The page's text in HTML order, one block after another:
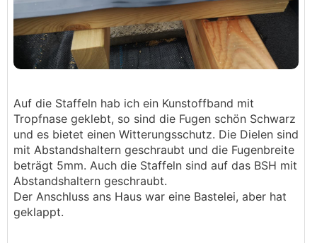
Auf die Staffeln hab ich ein Kunstoffband mit
Tropfnase geklebt, so sind die Fugen schön Schwarz
und es bietet einen Witterungsschutz. Die Dielen sind
mit Abstandshaltern geschraubt und die Fugenbreite
beträgt 5mm. Auch die Staffeln sind auf das BSH mit
Abstandshaltern geschraubt.
Der Anschluss ans Haus war eine Bastelei, aber hat
geklappt.